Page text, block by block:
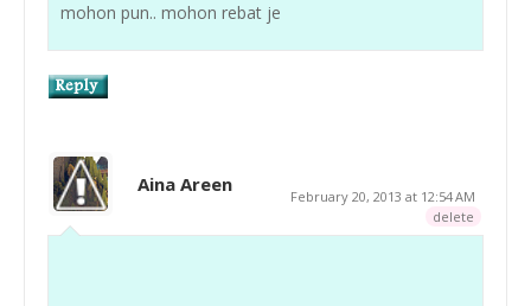
mohon pun.. mohon rebat je
Aina Areen
February 20, 2013 at 12:54 AM
delete